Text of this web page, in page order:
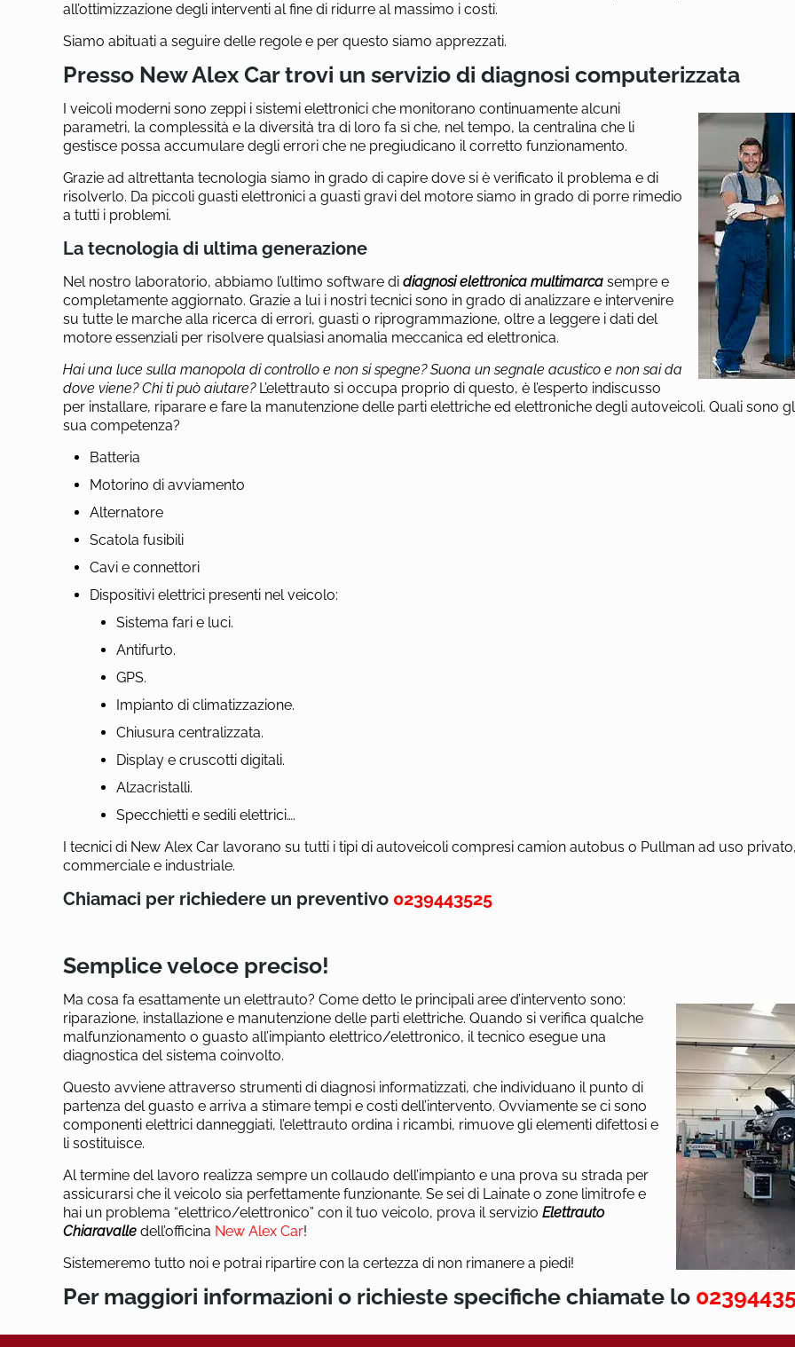
all’ottimizzazione degli interventi al fine di ridurre al massimo i costi.
Siamo abituati a seguire delle regole e per questo siamo apprezzati.
Presso New Alex Car trovi un servizio di diagnosi computerizzata
I veicoli moderni sono zeppi i sistemi elettronici che monitorano continuamente alcuni
parametri, la complessità e la diversità tra di loro fa sì che, nel tempo, la centralina che li
gestisce possa accumulare degli errori che ne pregiudicano il corretto funzionamento.
Grazie ad altrettanta tecnologia siamo in grado di capire dove si è verificato il problema e di
risolverlo. Da piccoli guasti elettronici a guasti gravi del motore siamo in grado di porre rimedio
a tutti i problemi.
La tecnologia di ultima generazione
Nel nostro laboratorio, abbiamo l’ultimo software didiagnosi elettronica multimarca sempre e
completamente aggiornato. Grazie a lui i nostri tecnici sono in grado di analizzare e intervenire
su tutte le marche alla ricerca di errori, guasti o riprogrammazione, oltre a leggere i dati del
motore essenziali per risolvere qualsiasi anomalia meccanica ed elettronica.
Hai una luce sulla manopola di controllo e non si spegne? Suona un segnale acustico e non sai da
dove viene? Chi ti può aiutare? L’elettrauto si occupa proprio di questo, è l’esperto indiscusso
per installare, riparare e fare la manutenzione delle parti elettriche ed elettroniche degli autoveicoli. Quali sono
sua competenza?
Batteria
Motorino di avviamento
Alternatore
Scatola fusibili
Cavi e connettori
Dispositivi elettrici presenti nel veicolo:
Sistema fari e luci.
Antifurto.
GPS.
Impianto di climatizzazione.
Chiusura centralizzata.
Display e cruscotti digitali.
Alzacristalli.
Specchietti e sedili elettrici….
I tecnici di New Alex Car lavorano su tutti i tipi di autoveicoli compresi camion autobus o Pullman ad uso privato,
commerciale e industriale.
Chiamaci per richiedere un preventivo 0239443525
Semplice veloce preciso!
Ma cosa fa esattamente un elettrauto? Come detto le principali aree d’intervento sono:
riparazione, installazione e manutenzione delle parti elettriche. Quando si verifica qualche
malfunzionamento o guasto all’impianto elettrico/elettronico, il tecnico esegue una
diagnostica del sistema coinvolto.
Questo avviene attraverso strumenti di diagnosi informatizzati, che individuano il punto di
partenza del guasto e arriva a stimare tempi e costi dell’intervento. Ovviamente se ci sono
componenti elettrici danneggiati, l’elettrauto ordina i ricambi, rimuove gli elementi difettosi e
li sostituisce.
Al termine del lavoro realizza sempre un collaudo dell’impianto e una prova su strada per
assicurarsi che il veicolo sia perfettamente funzionante.Se sei di Lainate o zone limitrofe e
hai un problema “elettrico/elettronico” con il tuo veicolo, prova il servizioElettrauto
Chiaravalledell’officina New Alex Car!
Sistemeremo tutto noi e potrai ripartire con la certezza di non rimanere a piedi!
Per maggiori informazioni o richieste specifiche chiamate lo